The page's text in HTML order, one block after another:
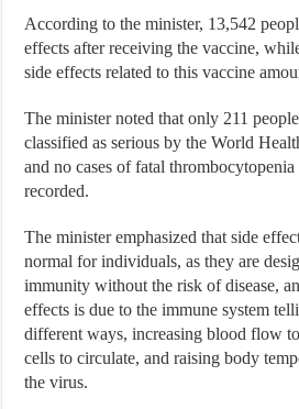
According to the minister, 13,542
effects after receiving the vaccine,
side effects related to this vaccine
The minister noted that only 211
classified as serious by the World
and no cases of fatal
recorded.
The minister emphasized that side
normal for individuals, as they are
immunity without the risk of disease,
effects is due to the immune system
different ways, increasing blood flow
cells to circulate, and raising body
the virus.